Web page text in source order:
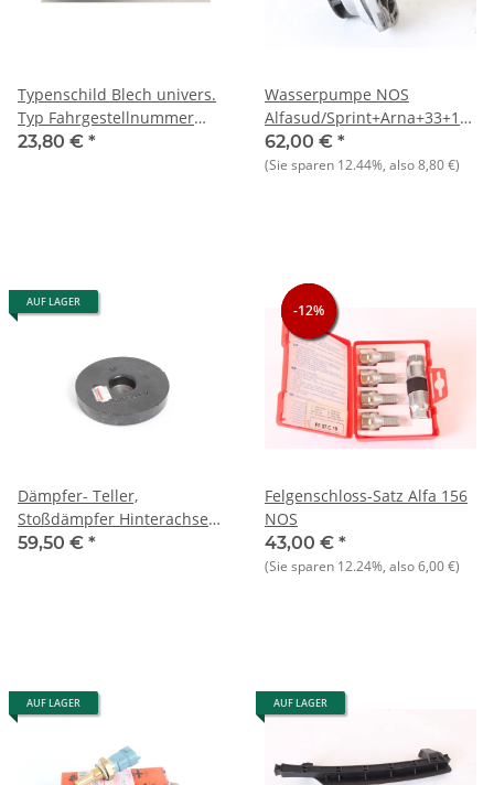
Typenschild Blech univers.
Typ Fahrgestellnummer
(blanko) NEU
23,80 € *
Wasserpumpe NOS
Alfasud/Sprint+Arna+33+145/
Cherry
62,00 € *
(Sie sparen 12.44%, also8,80 €)
AUF LAGER
Dämpfer- Teller,
Stoßdämpfer Hinterachse
Alfa 156
59,50 € *
-12%
-12%
-12%
Felgenschloss-Satz Alfa 156
NOS
43,00 € *
(Sie sparen 12.24%, also6,00 €)
AUF LAGER AUF LAGER